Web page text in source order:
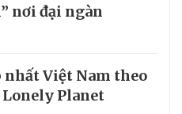
nơi đại ngàn
nhất Việt Nam theo
Planet